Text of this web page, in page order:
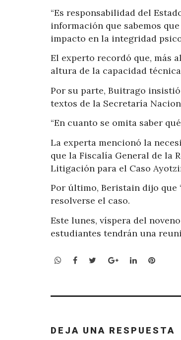
“Es responsabilidad del
información que sabemos
impacto en la integridad
El experto recordó que, más
altura de la capacidad
Por su parte, Buitrago insistió
textos de la Secretaría
“En cuanto se omita saber
La experta mencionó la
que la Fiscalía General de la
Litigación para el Caso
Por último, Beristain dijo que
resolverse el caso.
Este lunes, víspera del
estudiantes tendrán una
WhatsApp
Facebook
TwitterGoogle+LinkedIn
DEJA UNA RESPUESTA